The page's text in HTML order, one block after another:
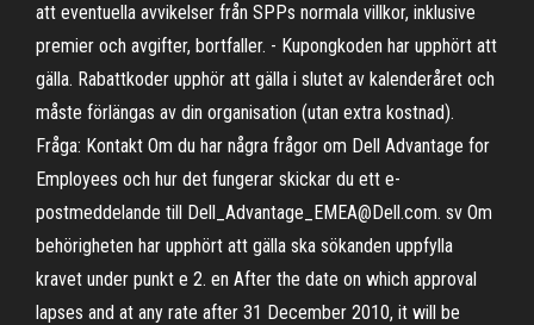
att eventuella avvikelser från SPPs normala villkor, inklusive
premier och avgifter, bortfaller. - Kupongkoden har upphört att
gälla. Rabattkoder upphör att gälla i slutet av kalenderåret och
måste förlängas av din organisation (utan extra kostnad).
Fråga: Kontakt Om du har några frågor om Dell Advantage for
Employees och hur det fungerar skickar du ett e-
postmeddelande till Dell_Advantage_EMEA@Dell.com. sv Om
behörigheten har upphört att gälla ska sökanden uppfylla
kravet under punkt e 2. en After the date on which approval
lapses and at any rate after 31 December 2010, it will be